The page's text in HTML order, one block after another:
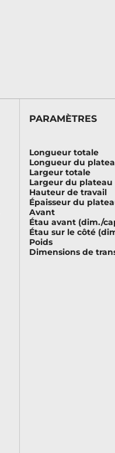
PARAMÈTRES
Longueur totale
Longueur du
Largeur totale
Largeur du plateau
Hauteur de travail
Épaisseur du
Avant
Étau avant (dim./
Étau sur le côté
Poids
Dimensions de